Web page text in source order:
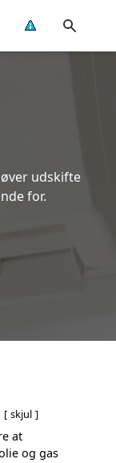
udskifte
for.
skjul
at
og gas